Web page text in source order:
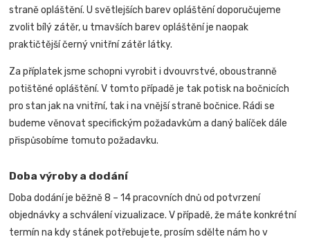
straně opláštění. U světlejších barev opláštění doporučujeme
zvolit bílý zátěr, u tmavších barev opláštění je naopak
praktičtější černý vnitřní zátěr látky.
Za příplatek jsme schopni vyrobit i dvouvrstvé, oboustranně
potištěné opláštění. V tomto případě je tak potisk na bočnicích
pro stan jak na vnitřní, tak i na vnější straně bočnice. Rádi se
budeme věnovat specifickým požadavkům a daný balíček dále
přispůsobíme tomuto požadavku.
Doba výroby a dodání
Doba dodání je běžně 8 – 14 pracovních dnů od potvrzení
objednávky a schválení vizualizace. V případě, že máte konkrétní
termín na kdy stánek potřebujete, prosím sdělte nám ho v